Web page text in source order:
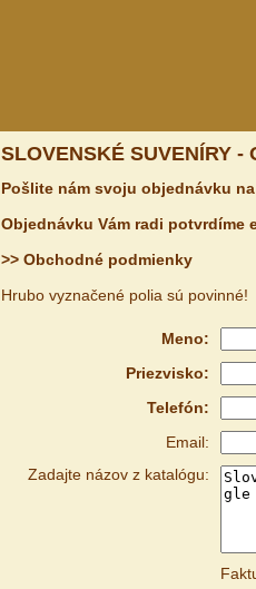
SLOVENSKÉ SUVENÍRY -
Pošlite nám svoju objednávku
Objednávku Vám radi potvrdíme
>> Obchodné podmienky
Hrubo vyznačené polia sú povinné!
Meno:
Priezvisko:
Telefón:
Email:
Zadajte názov z katalógu: